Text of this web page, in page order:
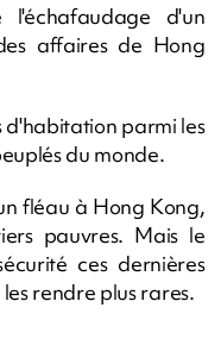
d'un
affaires de Hong
d'habitation parmi les
du monde.
fléau à Hong Kong,
pauvres. Mais le
ces dernières
rendre plus rares.